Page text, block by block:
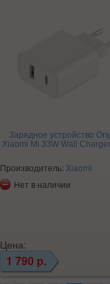
Зарядное устройство
Xiaomi Mi 33W Wall
Производитель: Xiaomi
Нет в наличии
Цена:
1 790 р.